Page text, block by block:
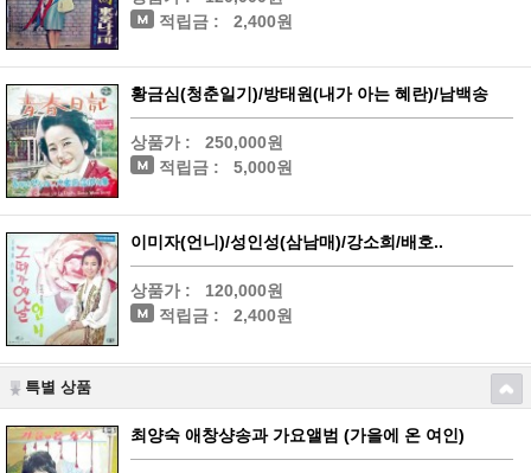
적립금 :
2,400원
황금심(청춘일기)/방태원(내가 아는 혜란)/남백송
상품가 :
250,000원
적립금 :
5,000원
이미자(언니)/성인성(삼남매)/강소희/배호..
상품가 :
120,000원
적립금 :
2,400원
특별 상품
최양숙 애창샹송과 가요앨범 (가을에 온 여인)